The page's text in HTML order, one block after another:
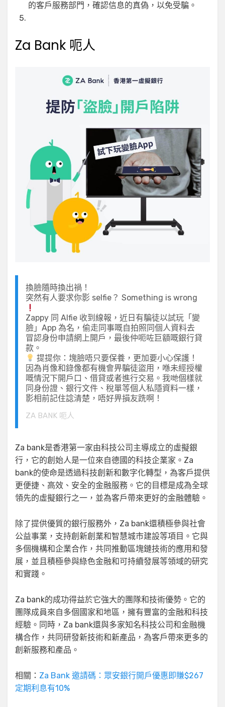
的客戶服務部門，確認信息的真偽，以免受騙。
Za Bank 呃人
換臉隨時換出禍！
突然有人要求你影 selfie？ Something is wrong
Zappy 同 Alfie 收到線報，近日有騙徒以試玩「變
臉」App 為名，偷走同事嘅自拍照同個人資料去
冒認身份申請網上開戶，最後仲呃咗巨額嘅銀行貸
款。
提提你：塊臉唔只要保養，更加要小心保護！
因為肖像和錄像都有機會畀騙徒盜用，喺未經授權
嘅情況下開戶口、借貸或者進行交易。我哋個樣就
同身份證、銀行文件、稅單等個人私隱資料一樣，
影相前記住諗清楚，唔好畀損友跣啊！
ZA BANK 呃人
Za bank是香港第一家由科技公司主導成立的虛擬銀
行，它的創始人是一位來自德國的科技企業家。Za
bank的使命是透過科技創新和數字化轉型，為客戶提供
更便捷、高效、安全的金融服務。它的目標是成為全球
領先的虛擬銀行之一，並為客戶帶來更好的金融體驗。
除了提供優質的銀行服務外，Za bank還積極參與社會
公益事業，支持創新創業和智慧城市建設等項目。它與
多個機構和企業合作，共同推動區塊鏈技術的應用和發
展，並且積極參與綠色金融和可持續發展等領域的研究
和實踐。
Za bank的成功得益於它強大的團隊和技術優勢。它的
團隊成員來自多個國家和地區，擁有豐富的金融和科技
經驗。同時，Za bank還與多家知名科技公司和金融機
構合作，共同研發新技術和新產品，為客戶帶來更多的
創新服務和產品。
相關： Za Bank 邀請碼：眾安銀行開戶優惠即賺$267
定期利息有10%